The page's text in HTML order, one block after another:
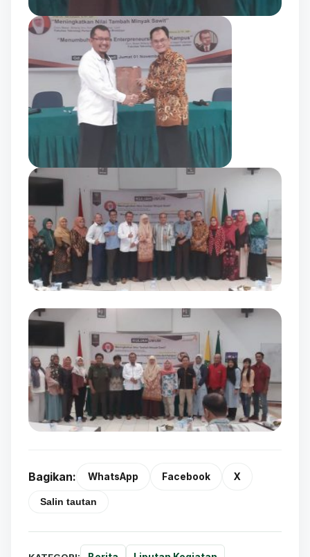
Bagikan: WhatsApp Facebook X
Salin tautan